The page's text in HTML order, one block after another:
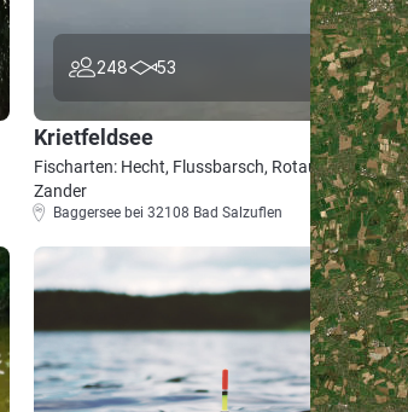
248 53 4.3
Krietfeldsee
Fischarten: Hecht, Flussbarsch, Rotauge, Karpfen,
Zander
Baggersee bei 32108 Bad Salzuflen